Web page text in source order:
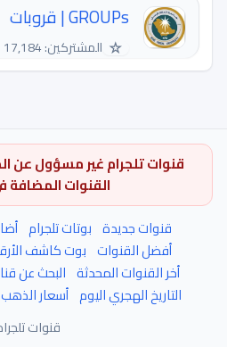
GROUPs | قروبات
☆ المشتركين: 17,184
قنوات تلجرام غير مسؤول عن
القنوات المضافة
قنوات جديدة بوتات تلجرام
أفضل القنوات بوت كاشف
أخر القنوات المحدثة البحث عن
التاريخ الهجري اليوم أسعار
قنوات